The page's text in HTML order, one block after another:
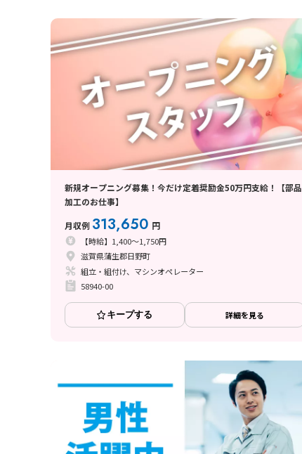
新規オープニング募集！今だけ定着奨励金50万円支給！【部品
加工のお仕事】
月収例 313,650 円
【時給】1,400～1,750円
滋賀県蒲生郡日野町
組立・組付け、マシンオペレーター
58940-00
キープする 詳細を見る